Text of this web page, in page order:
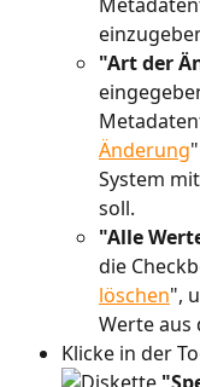
"Art der
Änderung
System
soll.
"Alle
die
löschen",
Werte aus
Klicke in der